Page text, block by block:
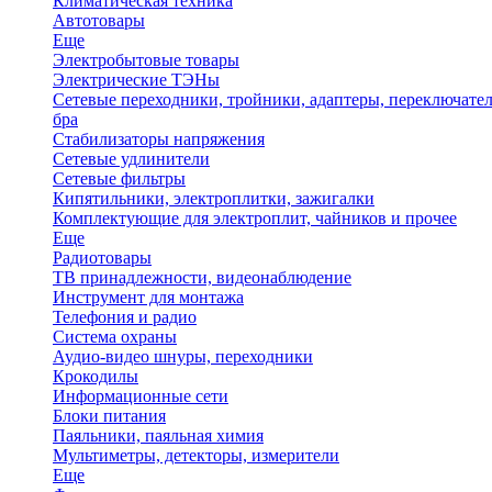
Автотовары
Еще
Электробытовые товары
Электрические ТЭНы
Сетевые переходники, тройники, адаптеры,
бра
Стабилизаторы напряжения
Сетевые удлинители
Сетевые фильтры
Кипятильники, электроплитки, зажигалки
Комплектующие для электроплит, чайников и прочее
Еще
Радиотовары
ТВ принадлежности, видеонаблюдение
Инструмент для монтажа
Телефония и радио
Система охраны
Аудио-видео шнуры, переходники
Крокодилы
Информационные сети
Блоки питания
Паяльники, паяльная химия
Мультиметры, детекторы, измерители
Еще